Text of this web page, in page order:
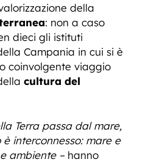
della
: non a caso
dieci gli istituti
Campania in cui si è
coinvolgente viaggio
cultura del
Terra passa dal mare,
interconnesso: mare e
ambiente – hanno